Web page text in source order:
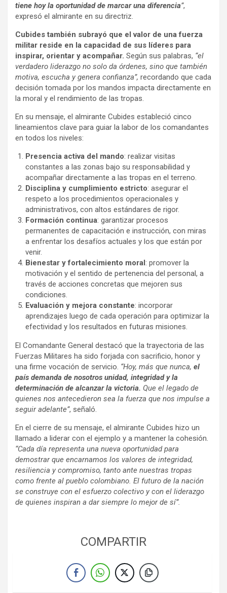
tiene hoy la oportunidad de marcar una diferencia”,
expresó el almirante en su directriz.
Cubides también subrayó que el valor de una fuerza
militar reside en la capacidad de sus líderes para
inspirar, orientar y acompañar. Según sus palabras, “el
verdadero liderazgo no solo da órdenes, sino que también
motiva, escucha y genera confianza”, recordando que cada
decisión tomada por los mandos impacta directamente en
la moral y el rendimiento de las tropas.
En su mensaje, el almirante Cubides estableció cinco
lineamientos clave para guiar la labor de los comandantes
en todos los niveles:
Presencia activa del mando: realizar visitas
constantes a las zonas bajo su responsabilidad y
acompañar directamente a las tropas en el terreno.
Disciplina y cumplimiento estricto: asegurar el
respeto a los procedimientos operacionales y
administrativos, con altos estándares de rigor.
Formación continua: garantizar procesos
permanentes de capacitación e instrucción, con miras
a enfrentar los desafíos actuales y los que están por
venir.
Bienestar y fortalecimiento moral: promover la
motivación y el sentido de pertenencia del personal, a
través de acciones concretas que mejoren sus
condiciones.
Evaluación y mejora constante: incorporar
aprendizajes luego de cada operación para optimizar la
efectividad y los resultados en futuras misiones.
El Comandante General destacó que la trayectoria de las
Fuerzas Militares ha sido forjada con sacrificio, honor y
una firme vocación de servicio. “Hoy, más que nunca, el
país demanda de nosotros unidad, integridad y la
determinación de alcanzar la victoria. Que el legado de
quienes nos antecedieron sea la fuerza que nos impulse a
seguir adelante”, señaló.
En el cierre de su mensaje, el almirante Cubides hizo un
llamado a liderar con el ejemplo y a mantener la cohesión.
“Cada día representa una nueva oportunidad para
demostrar que encarnamos los valores de integridad,
resiliencia y compromiso, tanto ante nuestras tropas
como frente al pueblo colombiano. El futuro de la nación
se construye con el esfuerzo colectivo y con el liderazgo
de quienes inspiran a dar siempre lo mejor de sí”.
COMPARTIR